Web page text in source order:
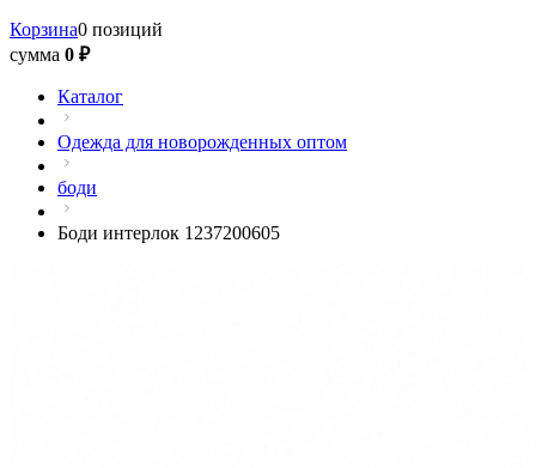
Корзина0 позиций
сумма 0 ₽
Каталог
Одежда для новорожденных оптом
боди
Боди интерлок 1237200605